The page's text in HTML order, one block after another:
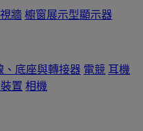
牆 櫥窗展示型顯示器
、底座與轉接器 電競 耳機
置 相機